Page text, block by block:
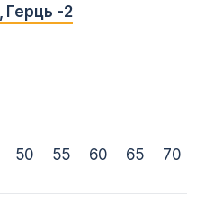
Герць -2
50 55 60 65 70